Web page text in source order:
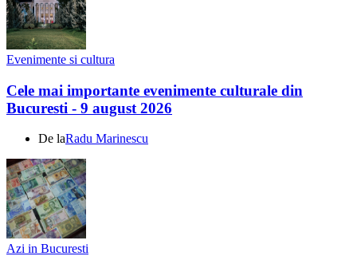
Evenimente si cultura
Cele mai importante evenimente culturale din
Bucuresti - 9 august 2026
De laRadu Marinescu
Azi in Bucuresti